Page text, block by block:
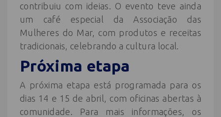
contribuiu com ideias. O evento teve ainda
um café especial da Associação das
Mulheres do Mar, com produtos e receitas
tradicionais, celebrando a cultura local.
Próxima etapa
A próxima etapa está programada para os
dias 14 e 15 de abril, com oficinas abertas à
comunidade. Para mais informações, os